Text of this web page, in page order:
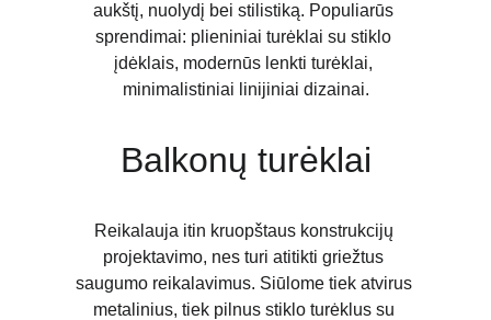
aukštį, nuolydį bei stilistiką. Populiarūs
sprendimai: plieniniai turėklai su stiklo
įdėklais, modernūs lenkti turėklai,
minimalistiniai linijiniai dizainai.
Balkonų turėklai
Reikalauja itin kruopštaus konstrukcijų
projektavimo, nes turi atitikti griežtus
saugumo reikalavimus. Siūlome tiek atvirus
metalinius, tiek pilnus stiklo turėklus su